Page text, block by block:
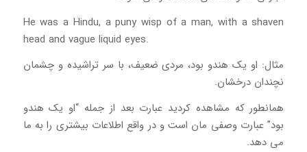
He was a Hindu, a puny wisp of a man, with a shaven
head and vague liquid eyes.
مثال: او یک هندو بود، مردی ضعیف، با سر تراشیده و چشمان
نچندان درخشان.
همانطور که مشاهده کردید عبارت بعد از جمله “او یک هندو
بود” عبارت وصفی مان است و در واقع اطلاعات بیشتری را به ما
می دهد.